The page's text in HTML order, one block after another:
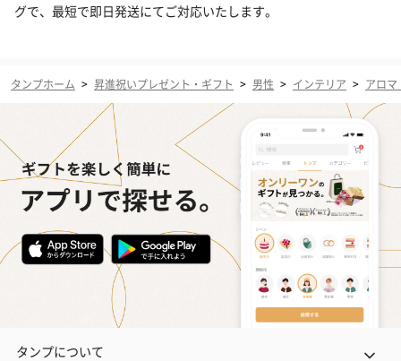
グで、最短で即日発送にてご対応いたします。
タンプホーム > 昇進祝いプレゼント・ギフト > 男性 > インテリア > アロマ
タンプについて